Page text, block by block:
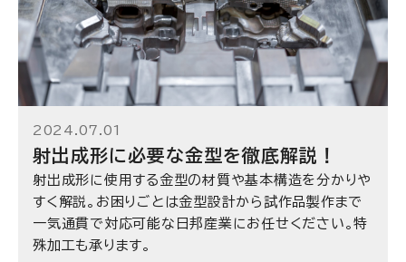
2024.07.01
射出成形に必要な金型を徹底解説！
射出成形に使用する金型の材質や基本構造を分かりや
すく解説。お困りごとは金型設計から試作品製作まで
一気通貫で対応可能な日邦産業にお任せください。特
殊加工も承ります。